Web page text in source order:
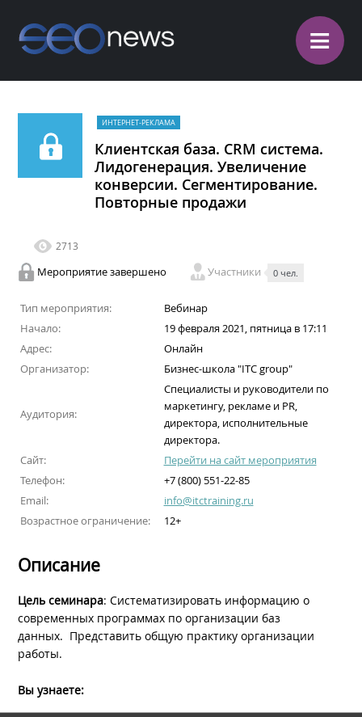
≡
ИНТЕРНЕТ-РЕКЛАМА
Клиентская база. CRM система.
Лидогенерация. Увеличение
конверсии. Сегментирование.
Повторные продажи
2713
Мероприятие завершено Участники 0 чел.
Тип мероприятия:
Вебинар
Начало:
19 февраля 2021, пятница в 17:11
Адрес:
Онлайн
Организатор:
Бизнес-школа "ITC group"
Аудитория:
Специалисты и руководители по
маркетингу, рекламе и PR,
директора, исполнительные
директора.
Сайт:
Перейти на сайт мероприятия
Телефон:
+7 (800) 551-22-85
Email:
info@itctraining.ru
Возрастное ограничение:
12+
Описание
Цель семинара: Систематизировать информацию о
современных программах по организации баз
данных. Представить общую практику организации
работы.
Вы узнаете: